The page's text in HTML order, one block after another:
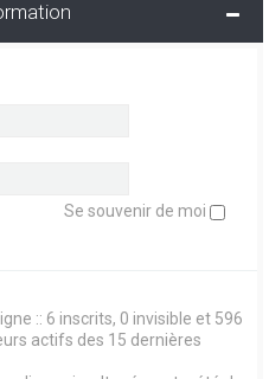
Se souvenir de moi
:: 6 inscrits, 0 invisible et 596
actifs des 15 dernières